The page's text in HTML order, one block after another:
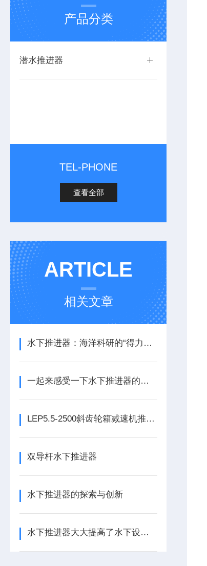
产品分类
潜水推进器
TEL-PHONE
查看全部
ARTICLE
相关文章
水下推进器：海洋科研的“得力助手”
一起来感受一下水下推进器的力量
LEP5.5-2500斜齿轮箱减速机推流搅拌器
双导杆水下推进器
水下推进器的探索与创新
水下推进器大大提高了水下设备的生产效率和工作效率